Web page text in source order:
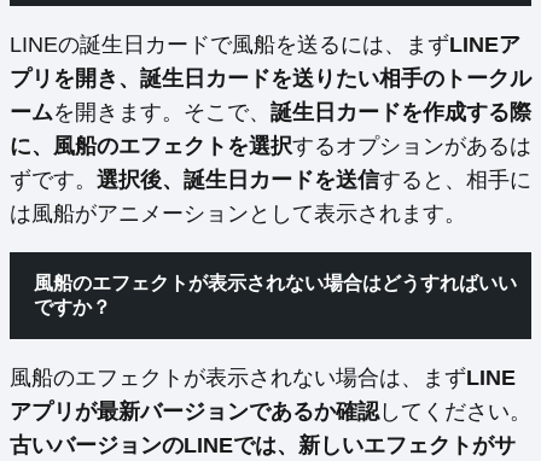
LINEの誕生日カードで風船を送るには、まずLINEア
プリを開き、誕生日カードを送りたい相手のトークル
ームを開きます。そこで、 誕生日カードを作成する際
に、風船のエフェクトを選択するオプションがあるは
ずです。 選択後、誕生日カードを送信すると、相手に
は風船がアニメーションとして表示されます。
風船のエフェクトが表示されない場合はどうすればいい
ですか？
風船のエフェクトが表示されない場合は、まずLINE
アプリが最新バージョンであるか確認してください。
古いバージョンのLINEでは、新しいエフェクトがサ